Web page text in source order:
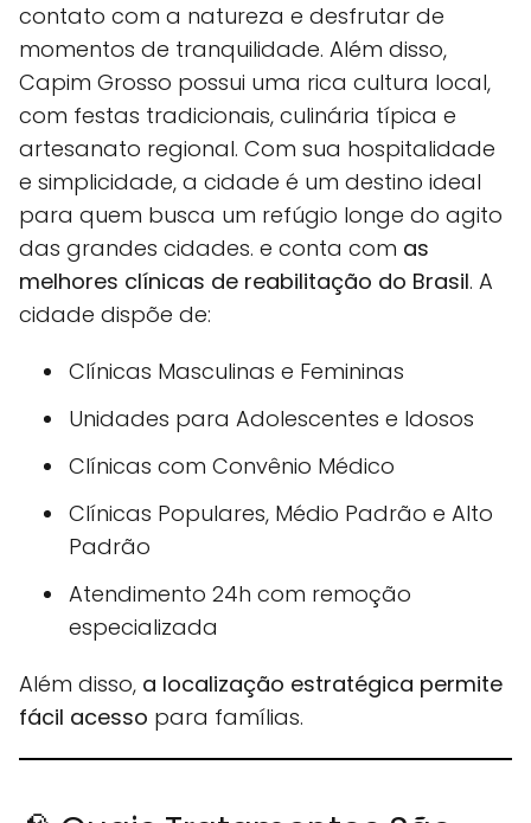
contato com a natureza e desfrutar de
momentos de tranquilidade. Além disso,
Capim Grosso possui uma rica cultura local,
com festas tradicionais, culinária típica e
artesanato regional. Com sua hospitalidade
e simplicidade, a cidade é um destino ideal
para quem busca um refúgio longe do agito
das grandes cidades. e conta com as
melhores clínicas de reabilitação do Brasil. A
cidade dispõe de:
Clínicas Masculinas e Femininas
Unidades para Adolescentes e Idosos
Clínicas com Convênio Médico
Clínicas Populares, Médio Padrão e Alto
Padrão
Atendimento 24h com remoção
especializada
Além disso, a localização estratégica permite
fácil acesso para famílias.